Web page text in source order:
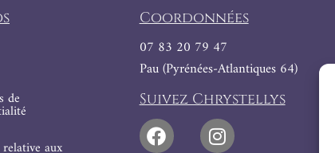
de
aux
Coordonnées
07 83 20 79 47
Pau (Pyrénées-Atlantiques 64)
Suivez Chrystellys